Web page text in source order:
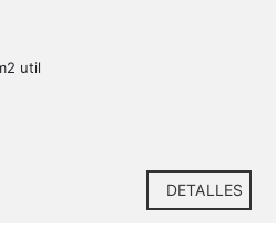
util
DETALLES